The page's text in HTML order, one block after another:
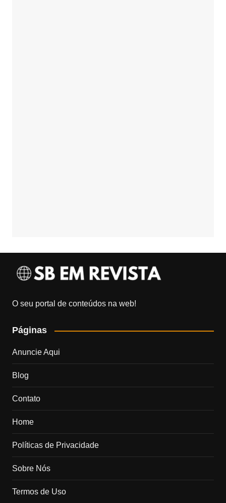
O seu portal de conteúdos na web!
Páginas
Anuncie Aqui
Blog
Contato
Home
Políticas de Privacidade
Sobre Nós
Termos de Uso